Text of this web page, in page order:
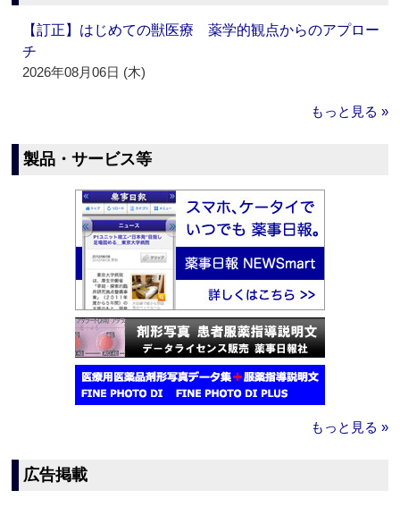
【訂正】はじめての獣医療 薬学的観点からのアプロー
チ
2026年08月06日 (木)
もっと見る »
製品・サービス等
もっと見る »
広告掲載